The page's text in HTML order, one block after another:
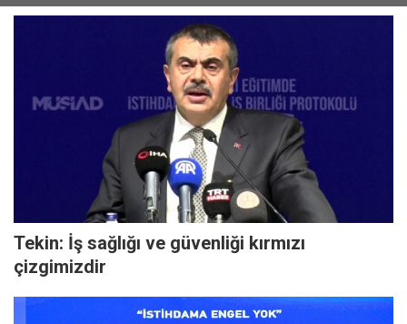
Tekin: İş sağlığı ve güvenliği kırmızı
çizgimizdir